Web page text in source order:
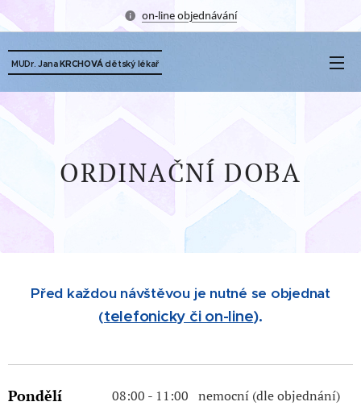
on-line objednávání
MUDr. Jana KRCHOVÁ dětský lékař
ORDINAČNÍ DOBA
Před každou návštěvou je nutné se objednat
(telefonicky či on-line).
Pondělí
08:00 - 11:00 nemocní (dle objednání)